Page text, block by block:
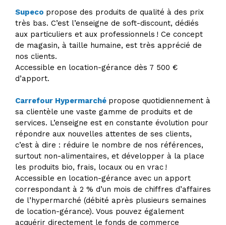
Supeco propose des produits de qualité à des prix
très bas. C’est l’enseigne de soft-discount, dédiés
aux particuliers et aux professionnels ! Ce concept
de magasin, à taille humaine, est très apprécié de
nos clients.
Accessible en location-gérance dès 7 500 €
d’apport.
Carrefour Hypermarché propose quotidiennement à
sa clientèle une vaste gamme de produits et de
services. L’enseigne est en constante évolution pour
répondre aux nouvelles attentes de ses clients,
c’est à dire : réduire le nombre de nos références,
surtout non-alimentaires, et développer à la place
les produits bio, frais, locaux ou en vrac !
Accessible en location-gérance avec un apport
correspondant à 2 % d’un mois de chiffres d’affaires
de l’hypermarché (débité après plusieurs semaines
de location-gérance). Vous pouvez également
acquérir directement le fonds de commerce